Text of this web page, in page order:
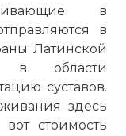
в
в
Латинской
в области
суставов.
здесь
стоимость